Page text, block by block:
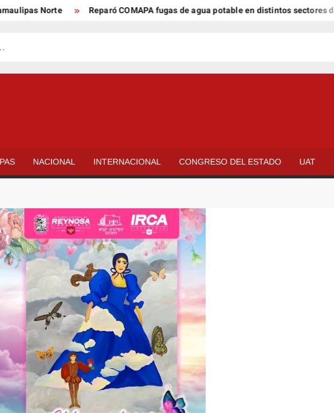
Norte Reparó COMAPA fugas de agua potable en distintos sectores de la
NACIONAL INTERNACIONAL CONGRESO DEL ESTADO UAT